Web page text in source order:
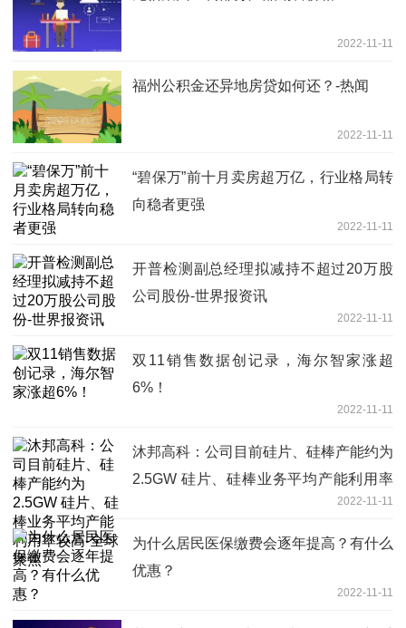
2022-11-11
福州公积金还异地房贷如何还？-热闻
2022-11-11
“碧保万”前十月卖房超万亿，行业格局转
向稳者更强
2022-11-11
开普检测副总经理拟减持不超过20万股
公司股份-世界报资讯
2022-11-11
双11销售数据创记录，海尔智家涨超
6%！
2022-11-11
沐邦高科：公司目前硅片、硅棒产能约为
2.5GW 硅片、硅棒业务平均产能利用率
2022-11-11
为什么居民医保缴费会逐年提高？有什么
优惠？
2022-11-11